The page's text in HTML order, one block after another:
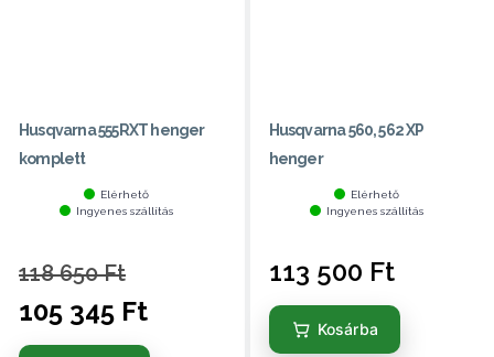
Husqvarna 555RXT henger
komplett
Elérhető
Ingyenes szállítás
118 650Ft
105 345 Ft
Husqvarna 560, 562 XP
henger
Elérhető
Ingyenes szállítás
113 500 Ft
Kosárba